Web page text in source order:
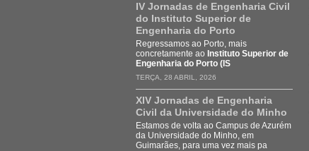
IV Jornadas de Engenharia Civil
do Instituto Superior de
Engenharia do Porto
Regressamos ao Porto, mais
concretamente ao Instituto Superior de
Engenharia do Porto (IS
TERÇA, 28 ABRIL, 2026
XIV Jornadas de Engenharia
Civil da Universidade do Minho
Estamos de volta ao Campus de Azurém
da Universidade do Minho, em
Guimarães, para uma vez mais pa